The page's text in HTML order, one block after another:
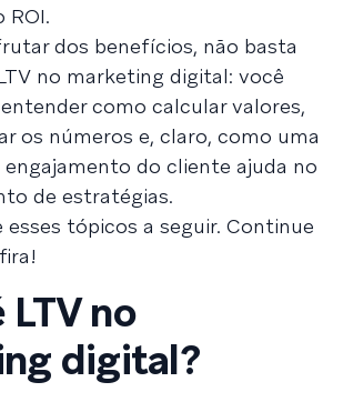
ROI.
dos benefícios, não basta
no marketing digital: você
como calcular valores,
os números e, claro, como uma
do cliente ajuda no
de estratégias.
esses tópicos a seguir. Continue
LTV no
digital?